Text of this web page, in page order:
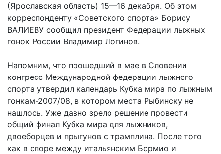
(Ярославская область) 15—16 декабря. Об этом
корреспонденту «Советского спорта» Борису
ВАЛИЕВУ сообщил президент Федерации лыжных
гонок России Владимир Логинов.
Напомним, что прошедший в мае в Словении
конгресс Международной федерации лыжного
спорта утвердил календарь Кубка мира по лыжным
гонкам-2007/08, в котором места Рыбинску не
нашлось. Уже давно зрело решение провести
общий финал Кубка мира для лыжников,
двоеборцев и прыгунов с трамплина. После того
как в споре между итальянским Бормио и